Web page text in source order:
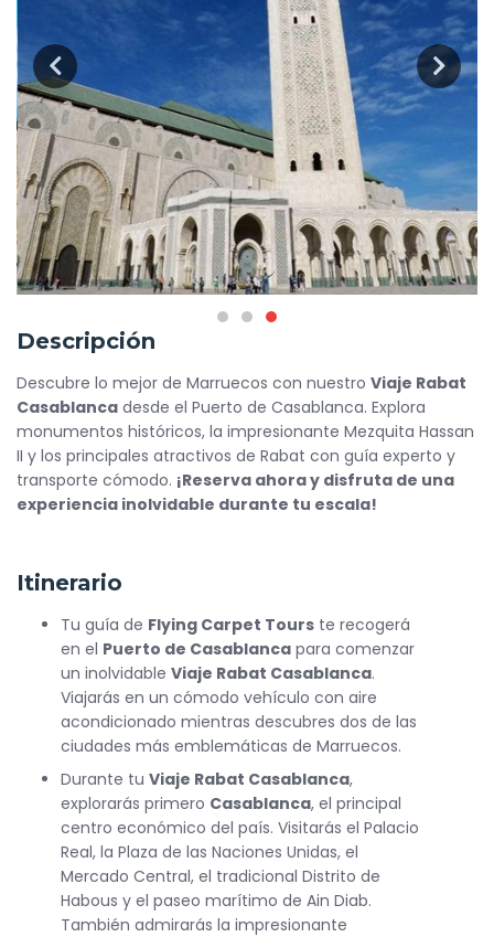
Descripción
Descubre lo mejor de Marruecos con nuestro Viaje Rabat
Casablanca desde el Puerto de Casablanca. Explora
monumentos históricos, la impresionante Mezquita Hassan
II y los principales atractivos de Rabat con guía experto y
transporte cómodo. ¡Reserva ahora y disfruta de una
experiencia inolvidable durante tu escala!
Itinerario
Tu guía de Flying Carpet Tours te recogerá
en el Puerto de Casablanca para comenzar
un inolvidable Viaje Rabat Casablanca.
Viajarás en un cómodo vehículo con aire
acondicionado mientras descubres dos de las
ciudades más emblemáticas de Marruecos.
Durante tu Viaje Rabat Casablanca,
explorarás primero Casablanca, el principal
centro económico del país. Visitarás el Palacio
Real, la Plaza de las Naciones Unidas, el
Mercado Central, el tradicional Distrito de
Habous y el paseo marítimo de Ain Diab.
También admirarás la impresionante